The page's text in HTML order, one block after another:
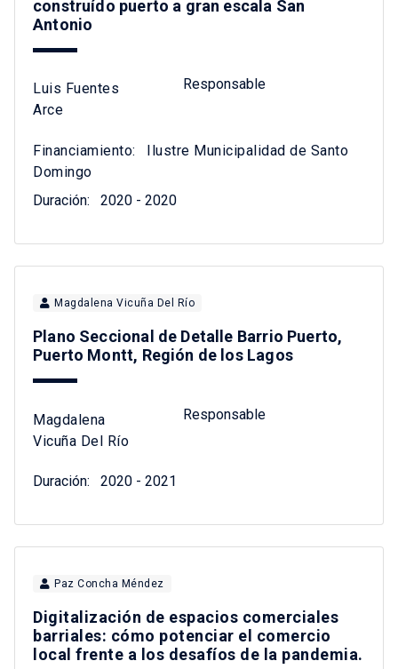
construído puerto a gran escala San
Antonio
Luis Fuentes
Arce
Responsable
Financiamiento:
Ilustre Municipalidad de Santo
Domingo
Duración:
2020 - 2020
Magdalena Vicuña Del Río
Plano Seccional de Detalle Barrio Puerto,
Puerto Montt, Región de los Lagos
Magdalena
Vicuña Del Río
Responsable
Duración: 2020 - 2021
Paz Concha Méndez
Digitalización de espacios comerciales
barriales: cómo potenciar el comercio
local frente a los desafíos de la pandemia.